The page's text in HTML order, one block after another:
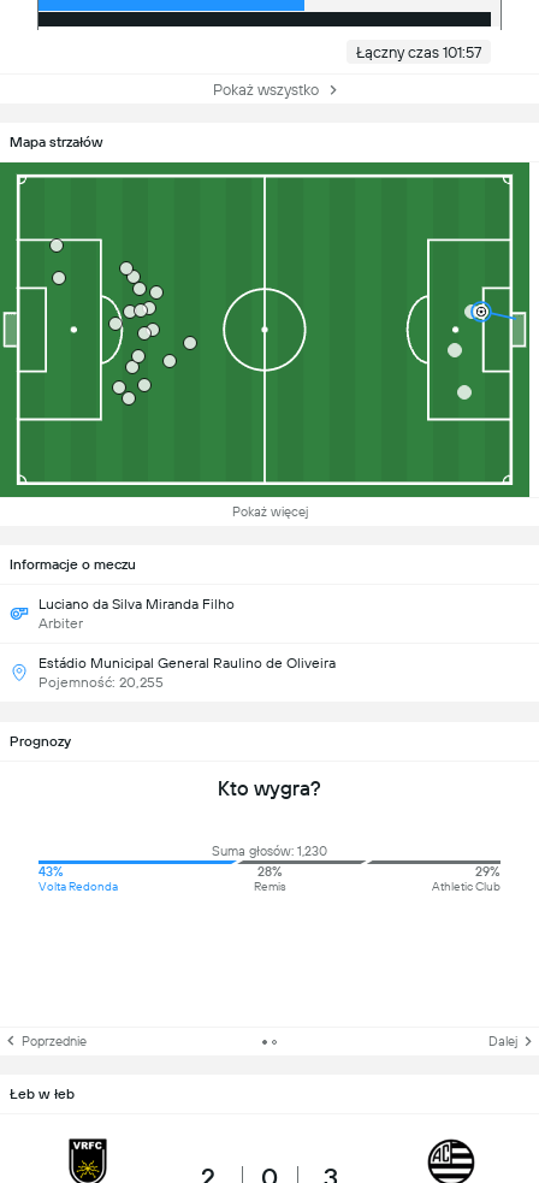
Łączny czas 101:57
Pokaż wszystko
Mapa strzałów
Pokaż więcej
Informacje o meczu
Luciano da Silva Miranda Filho
Arbiter
Estádio Municipal General Raulino de Oliveira
Pojemność: 20,255
Prognozy
Kto wygra?
Suma głosów: 1,230
43%
Volta Redonda
28%
Remis
29%
Athletic Club
Poprzednie Dalej
Łeb w łeb
2 0 3